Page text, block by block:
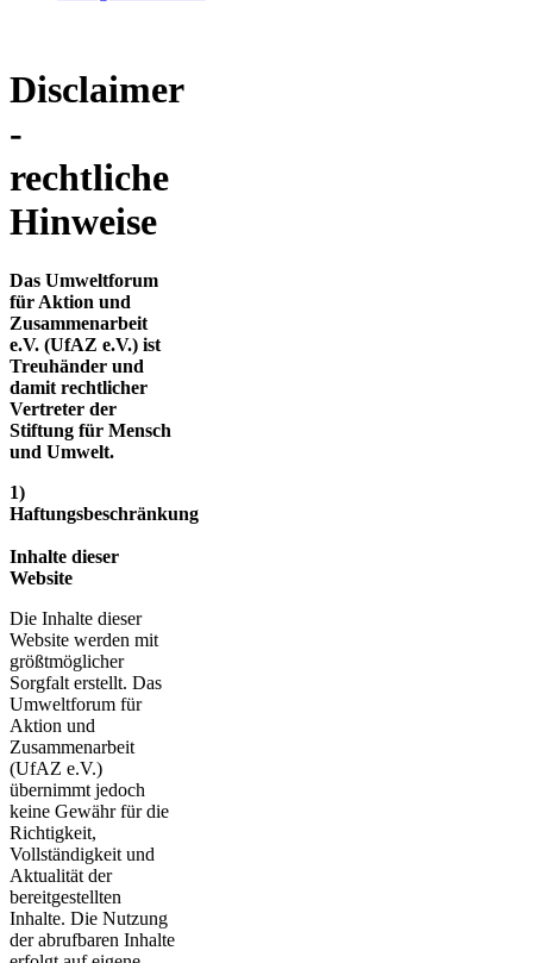
Disclaimer
-
rechtliche
Hinweise
Das Umweltforum
für Aktion und
Zusammenarbeit
e.V. (UfAZ e.V.) ist
Treuhänder und
damit rechtlicher
Vertreter der
Stiftung für Mensch
und Umwelt.
1)
Haftungsbeschränkung
Inhalte dieser
Website
Die Inhalte dieser
Website werden mit
größtmöglicher
Sorgfalt erstellt. Das
Umweltforum für
Aktion und
Zusammenarbeit
(UfAZ e.V.)
übernimmt jedoch
keine Gewähr für die
Richtigkeit,
Vollständigkeit und
Aktualität der
bereitgestellten
Inhalte. Die Nutzung
der abrufbaren Inhalte